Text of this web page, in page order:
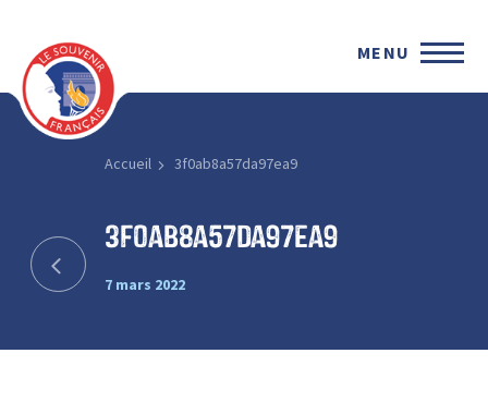
MENU
Accueil 3f0ab8a57da97ea9
3f0ab8a57da97ea9
7 mars 2022